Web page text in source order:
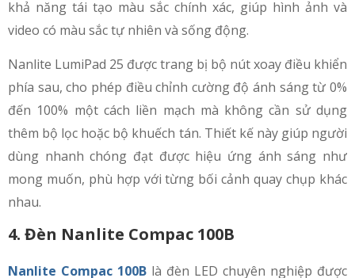
khả năng tái tạo màu sắc chính xác, giúp hình ảnh và
video có màu sắc tự nhiên và sống động.
Nanlite LumiPad 25 được trang bị bộ nút xoay điều khiển
phía sau, cho phép điều chỉnh cường độ ánh sáng từ 0%
đến 100% một cách liền mạch mà không cần sử dụng
thêm bộ lọc hoặc bộ khuếch tán. Thiết kế này giúp người
dùng nhanh chóng đạt được hiệu ứng ánh sáng như
mong muốn, phù hợp với từng bối cảnh quay chụp khác
nhau.
4. Đèn Nanlite Compac 100B
Nanlite Compac 100B là đèn LED chuyên nghiệp được